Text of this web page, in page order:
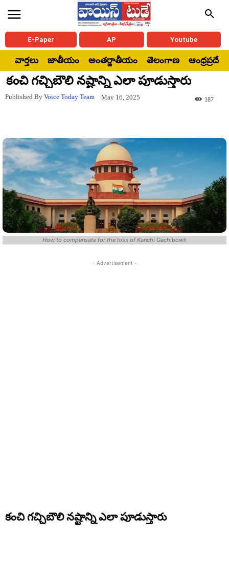
E-Paper AP Youtube
వార్తలు జాతీయం అంతర్జాతీయం తెలంగాణ ఆంధ్రప్రదేశ్
కంచి గచ్చిబౌలి నష్టాన్ని ఎలా పూడుస్తారు
Published By Voice Today Team May 16, 2025 187
How to compensate for the loss of Kanchi Gachibowli
- Advertisement -
కంచి గచ్చిబౌలి నష్టాన్ని ఎలా పూడుస్తారు